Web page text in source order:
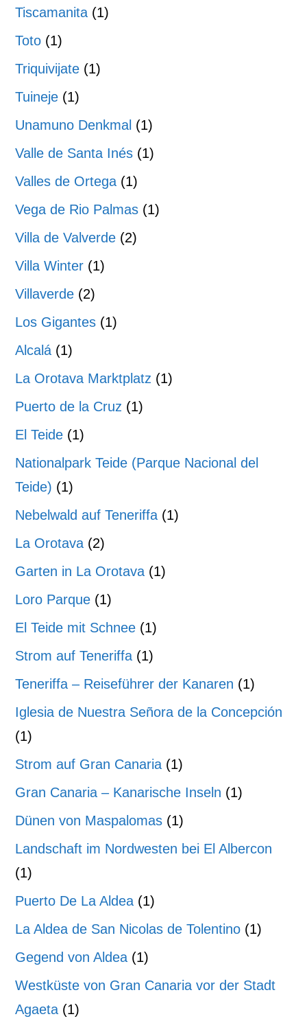
Tiscamanita (1)
Toto (1)
Triquivijate (1)
Tuineje (1)
Unamuno Denkmal (1)
Valle de Santa Inés (1)
Valles de Ortega (1)
Vega de Rio Palmas (1)
Villa de Valverde (2)
Villa Winter (1)
Villaverde (2)
Los Gigantes (1)
Alcalá (1)
La Orotava Marktplatz (1)
Puerto de la Cruz (1)
El Teide (1)
Nationalpark Teide (Parque Nacional del
Teide) (1)
Nebelwald auf Teneriffa (1)
La Orotava (2)
Garten in La Orotava (1)
Loro Parque (1)
El Teide mit Schnee (1)
Strom auf Teneriffa (1)
Teneriffa – Reiseführer der Kanaren (1)
Iglesia de Nuestra Señora de la Concepción
(1)
Strom auf Gran Canaria (1)
Gran Canaria – Kanarische Inseln (1)
Dünen von Maspalomas (1)
Landschaft im Nordwesten bei El Albercon
(1)
Puerto De La Aldea (1)
La Aldea de San Nicolas de Tolentino (1)
Gegend von Aldea (1)
Westküste von Gran Canaria vor der Stadt
Agaeta (1)